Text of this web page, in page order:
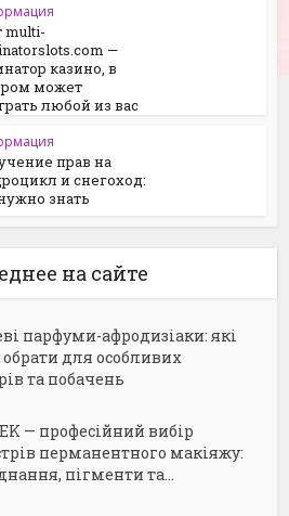
multi-
—
казино, в
может
любой из вас
прав на
и снегоход:
знать
на сайте
парфуми-афродизіаки: які
для особливих
та побачень
— професійний вибір
перманентного макіяжу:
пігменти та...